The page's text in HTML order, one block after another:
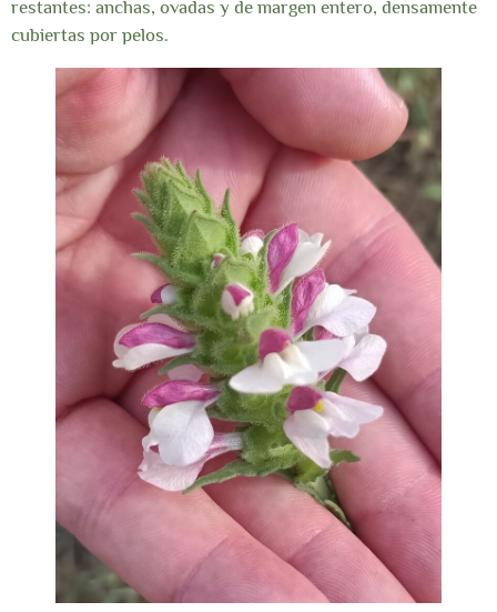
restantes: anchas, ovadas y de margen entero, densamente
cubiertas por pelos.